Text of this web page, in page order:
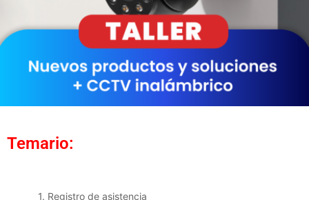
Temario:
1. Registro de asistencia